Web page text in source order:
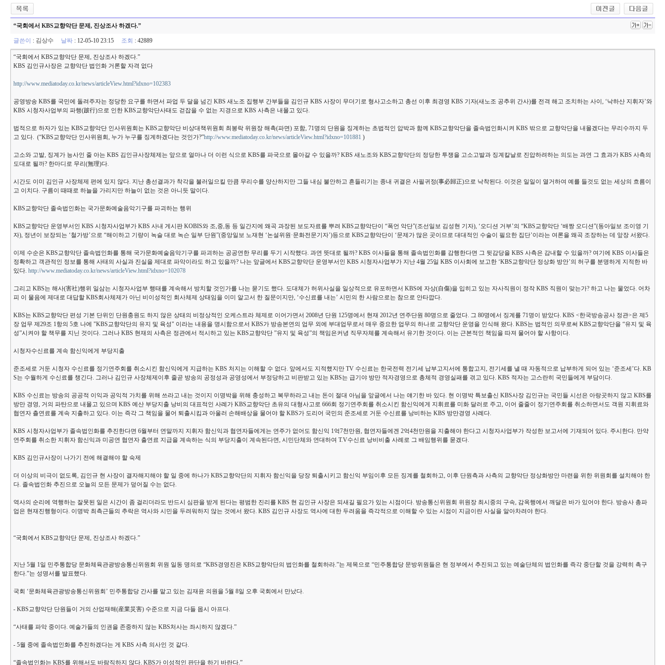
“국회에서 KBS교향악단 문제, 진상조사 하겠다.”
글쓴이 : 김상수 날짜: 12-05-10 23:15 조회 : 42889
“국회에서 KBS교향악단 문제, 진상조사 하겠다.”
KBS 김인규사장은 교향악단 법인화 거론할 자격 없다
http://www.mediatoday.co.kr/news/articleView.html?idxno=102383
공영방송 KBS를 국민에 돌려주자는 정당한 요구를 하면서 파업 두 달을 넘긴 KBS 새노조 집행부 간부들을 김인규 KBS 사장이 무더기로 형사고소하고 총선 이후 최경영 KBS 기자(새노조 공추위 간사)를 전격 해고 조치하는 사이, ‘낙하산 지휘자’와
KBS 시청자사업부의 파행(跛行)으로 인한 KBS교향악단사태도 걷잡을 수 없는 지경으로 KBS 사측은 내몰고 있다.
법적으로 하자가 있는 KBS교향악단 인사위원회는 KBS교향악단 비상대책위원회 최봉락 위원장 해촉(파면) 포함, 71명의 단원을 징계하는 초법적인 압박과 함께 KBS교향악단을 졸속법인화시켜 KBS 밖으로 교향악단을 내몰겠다는 무리수까지 두
고 있다. (“KBS교향악단 인사위원회, 누가 누구를 징계하겠다는 것인가?”http://www.mediatoday.co.kr/news/articleView.html?idxno=101881 )
고소와 고발, 징계가 능사인 줄 아는 KBS 김인규사장체제는 앞으로 얼마나 더 이런 식으로 KBS를 파국으로 몰아갈 수 있을까? KBS 새노조와 KBS교향악단의 정당한 투쟁을 고소고발과 징계칼날로 진압하려하는 의도는 과연 그 효과가 KBS 사측의
도대로 될까? 한마디로 무리(無理)다.
시간도 이미 김인규 사장체제 편에 있지 않다. 지난 총선결과가 착각을 불러일으킬 만큼 무리수를 양산하지만 그들 내심 불안하고 흔들리기는 종내 귀결은 사필귀정(事必歸正)으로 낙착된다. 이것은 일일이 열거하여 예를 들것도 없는 세상의 흐름이
고 이치다. 구름이 때때로 하늘을 가리지만 하늘이 없는 것은 아니듯 말이다.
KBS교향악단 졸속법인화는 국가문화예술음악기구를 파괴하는 행위
KBS교향악단 운영부서인 KBS 시청자사업부가 KBS 사내 게시판 KOBIS와 조,중,동 등 일간지에 왜곡 과장된 보도자료를 뿌려 KBS교향악단이 “폭언 악단”(조선일보 김성현 기자), ‘오디션 거부’의 “KBS교향악단 ‘배짱 오디션”(동아일보 조이영 기
자), 정년이 보장되는 ‘철가방’으로 “해이하고 기량이 녹슬 대로 녹슨 일부 단원”(중앙일보 노재현 ‘논설위원·문화전문기자’)등으로 KBS교향악단이 ‘문제가 많은 곳이므로 대대적인 수술이 필요한 집단’이라는 여론을 왜곡 조장하는 데 앞장 서왔다.
이제 수순은 KBS교향악단 졸속법인화를 통해 국가문화예술음악기구를 파괴하는 공공연한 무리를 두기 시작했다. 과연 뜻대로 될까? KBS 이사들을 통해 졸속법인화를 감행한다면 그 뒷감당을 KBS 사측은 감내할 수 있을까? 여기에 KBS 이사들은
정확하고 객관적인 정보를 통해 사태의 사실과 진실을 제대로 파악이라도 하고 있을까? 나는 앞글에서 KBS교향악단 운영부서인 KBS 시청자사업부가 지난 4월 25일 KBS 이사회에 보고한 ‘KBS교향악단 정상화 방안’의 허구를 분명하게 지적한 바
있다. http://www.mediatoday.co.kr/news/articleView.html?idxno=102078
그리고 KBS는 해사(害社)행위 일삼는 시청자사업부 행태를 계속해서 방치할 것인가를 나는 묻기도 했다. 도대체가 허위사실을 일상적으로 유포하면서 KBS에 자상(自傷)을 입히고 있는 자사직원이 정작 KBS 직원이 맞는가? 하고 나는 물었다. 어차
피 이 물음에 제대로 대답할 KBS회사체제가 아닌 비이성적인 회사체제 상태임을 이미 알고서 한 질문이지만, ‘수신료를 내는’ 시민의 한 사람으로는 참으로 안타깝다.
KBS는 KBS교향악단 편성 기본 단위인 단원충원도 하지 않은 상태의 비정상적인 오케스트라 체제로 이어가면서 2008년 단원 125명에서 현재 2012년 연주단원 80명으로 줄었다. 그 80명에서 징계를 71명이 받았다. KBS <한국방송공사 정관>은 제5
장 업무 제29조 1항의 5호 나에 "KBS교향악단의 유지 및 육성" 이라는 내용을 명시함으로서 KBS가 방송본연의 업무 외에 부대업무로서 매우 중요한 업무의 하나로 교향악단 운영을 인식해 왔다. KBS는 법적인 의무로써 KBS교향악단을 “유지 및 육
성”시켜야 할 책무를 지닌 것이다. 그러나 KBS 현재의 사측은 정관에서 적시하고 있는 KBS교향악단 ”유지 및 육성”의 책임은커녕 직무자체를 계속해서 유기한 것이다. 이는 근본적인 책임을 따져 물어야 할 사항이다.
시청자수신료를 계속 함신익에게 부당지출
준조세로 거둔 시청자 수신료를 정기연주회를 취소시킨 함신익에게 지급하는 KBS 처지는 이해할 수 없다. 앞에서도 지적했지만 TV 수신료는 한국전력 전기세 납부고지서에 통합고지, 전기세를 낼 때 자동적으로 납부하게 되어 있는 ‘준조세’다. KB
S는 수월하게 수신료를 챙긴다. 그러나 김인규 사장체제이후 줄곧 방송의 공정성과 공영성에서 부정당하고 비판받고 있는 KBS는 급기야 방만 적자경영으로 총체적 경영실패를 겪고 있다. KBS 적자는 고스란히 국민들에게 부담이다.
KBS 수신료는 방송의 공공적 이익과 공익적 가치를 위해 쓰라고 내는 것이지 이명박을 위해 충성하고 복무하라고 내는 돈이 절대 아님을 앞글에서 나는 얘기한 바 있다. 현 이명박 특보출신 KBS사장 김인규는 국민들 시선은 아랑곳하지 않고 KBS를
방만 경영, 거의 파탄으로 내몰고 있으며 KBS 예산 부당지출 낭비의 대표적인 사례가 KBS교향악단 초유의 대형사고로 666회 정기연주회를 취소시킨 함신익에게 지휘료를 미화 달러로 주고, 이어 줄줄이 정기연주회를 취소하면서도 객원 지휘료와
협연자 츨연료를 계속 지출하고 있다. 이는 즉각 그 책임을 물어 퇴출시킴과 아울러 손해배상을 물어야 할 KBS가 도리어 국민의 준조세로 거둔 수신료를 낭비하는 KBS 방만경영 사례다.
KBS 시청자사업부가 졸속법인화를 추진한다면 6월부터 연말까지 지휘자 함신익과 협연자들에게는 연주가 없어도 함신익 1억7천만원, 협연자들에겐 2억4천만원을 지출해야 한다고 시청자사업부가 작성한 보고서에 기재되어 있다. 주시한다. 만약
연주회를 취소한 지휘자 함신익과 미공연 협연자 출연료 지급을 계속하는 식의 부당지출이 계속된다면, 시민단체와 연대하여 T.V수신료 낭비비출 사례로 그 배임행위를 묻겠다.
KBS 김인규사장이 나가기 전에 해결해야 할 숙제
더 이상의 비극이 없도록, 김인규 현 사장이 결자해지해야 할 일 중에 하나가 KBS교향악단의 지휘자 함신익을 당장 퇴출시키고 함신익 부임이후 모든 징계를 철회하고, 이후 단원측과 사측의 교향악단 정상화방안 마련을 위한 위원회를 설치해야 한
다. 졸속법인화 추진으로 오늘의 모든 문제가 덮어질 수는 없다.
역사의 순리에 역행하는 잘못된 일은 시간이 좀 걸리더라도 반드시 심판을 받게 된다는 평범한 진리를 KBS 현 김인규 사장은 되새길 필요가 있는 시점이다. 방송통신위원회 위원장 최시중의 구속, 감옥행에서 깨달은 바가 있어야 한다. 방송사 총파
업은 현재진행형이다. 이명박 최측근들의 추락은 역사와 시민을 두려워하지 않는 것에서 왔다. KBS 김인규 사장도 역사에 대한 두려움을 즉각적으로 이해할 수 있는 시점이 지금이란 사실을 알아차려야 한다.
“국회에서 KBS교향악단 문제, 진상조사 하겠다.”
지난 5월 1일 민주통합당 문화체육관광방송통신위원회 위원 일동 명의로 “KBS경영진은 KBS교향악단의 법인화를 철회하라.”는 제목으로 “민주통합당 문방위원들은 현 정부에서 추진되고 있는 예술단체의 법인화를 즉각 중단할 것을 강력히 촉구
한다.”는 성명서를 발표했다.
국회 ‘문화체육관광방송통신위원회’ 민주통합당 간사를 맡고 있는 김재윤 의원을 5월 8일 오후 국회에서 만났다.
- KBS교향악단 단원들이 거의 산업재해(産業災害) 수준으로 지금 다들 몹시 아프다.
“사태를 파악 중이다. 예술가들의 인권을 존중하지 않는 KBS처사는 좌시하지 않겠다.”
- 5월 중에 졸속법인화를 추진하겠다는 게 KBS 사측 의사인 것 같다.
“졸속법인화는 KBS를 위해서도 바람직하지 않다. KBS가 이성적인 판단을 하기 바란다.”